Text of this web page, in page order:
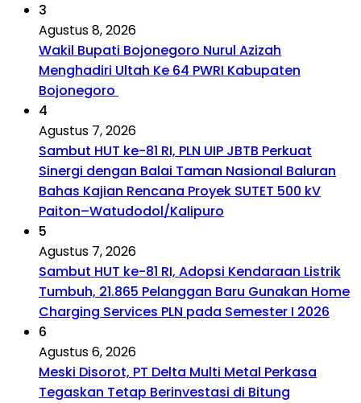
3
Agustus 8, 2026
Wakil Bupati Bojonegoro Nurul Azizah
Menghadiri Ultah Ke 64 PWRI Kabupaten
Bojonegoro
4
Agustus 7, 2026
Sambut HUT ke-81 RI, PLN UIP JBTB Perkuat
Sinergi dengan Balai Taman Nasional Baluran
Bahas Kajian Rencana Proyek SUTET 500 kV
Paiton–Watudodol/Kalipuro
5
Agustus 7, 2026
Sambut HUT ke-81 RI, Adopsi Kendaraan Listrik
Tumbuh, 21.865 Pelanggan Baru Gunakan Home
Charging Services PLN pada Semester I 2026
6
Agustus 6, 2026
Meski Disorot, PT Delta Multi Metal Perkasa
Tegaskan Tetap Berinvestasi di Bitung